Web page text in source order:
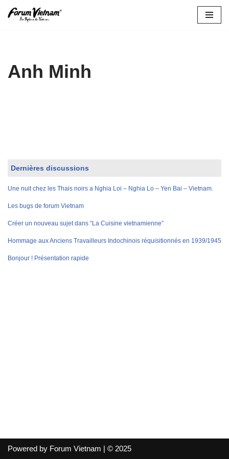
Anh Minh
Dernières discussions
Une nuit chez les Thais noirs a Nghia Loi – Nghia Lo – Yen Bai – Vietnam.
Les bugs de forum Vietnam
Créer un nouveau sujet dans “La Cuisine vietnamienne”
Hommage aux Anciens Travailleurs Indochinois réquisitionnés en 1939/1945
Bonjour ! Présentation rapide
Powered by Forum Vietnam | © 2025